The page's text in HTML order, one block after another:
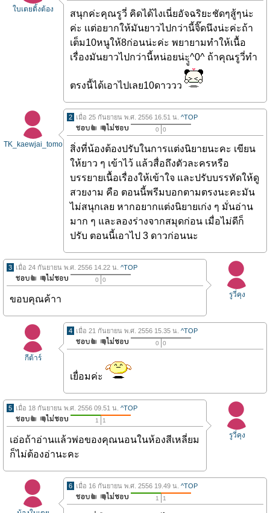
ใบเตยติ้งต้อง
สนุกค่ะคุณรูวี่ คิดได้ไงเนี่ยอัจฉริยะชัดๆสู้ๆน่ะ
ค่ะ เเต่อยากให้มันยาวไปกว่านี้จิ๊ดนึงน่ะค่ะถ้า
เต็ม10หนูให้8ก่อนน่ะค่ะ พยายามทำให้เนื้อ
เรื่องมันยาวไปกว่านี้หน่อยน่ะุู^0^ ถ้าคุณรูวี่ทำ
ตรงนี้ได้เอาไปเลย10ดาววว
TK_kaewjai_tomo
2 เมื่อ 25 กันยายน พ.ศ. 2556 16.51 น. ^TOP
0 0
สิ่งที่น้องต้องปรับในการแต่งนิยายนะคะ เขียน
ให้ยาว ๆ เข้าไว้ แล้วสื่อถึงตัวละครหรือ
บรรยายเนื้อเรื่องให้เข้าใจ และปรับบรรทัดให้ดู
สวยงาม คือ ตอนนี้พรีมบอกตามตรงนะคะมัน
ไม่สนุกเลย หากอยากแต่งนิยายเก่ง ๆ มั่นอ่าน
มาก ๆ และลองร่างจากสมุดก่อน เมื่อไม่ดีก็
ปรับ ตอนนี้เอาไป 3 ดาวก่อนนะ
รูวี่คุง
3 เมื่อ 24 กันยายน พ.ศ. 2556 14.22 น. ^TOP
0 0
ขอบคุณค้าา
กีต้าร์
4 เมื่อ 21 กันยายน พ.ศ. 2556 15.35 น. ^TOP
0 0
เยื่อมค่ะ
รูวี่คุง
5 เมื่อ 18 กันยายน พ.ศ. 2556 09.51 น. ^TOP
1 1
เอ่อถ้าอ่านแล้วพ่อของคุณนอนในห้องสีเหลี่ยม
ก็ไม่ต้องอ่านะคะ
6 เมื่อ 16 กันยายน พ.ศ. 2556 19.49 น. ^TOP
1 1